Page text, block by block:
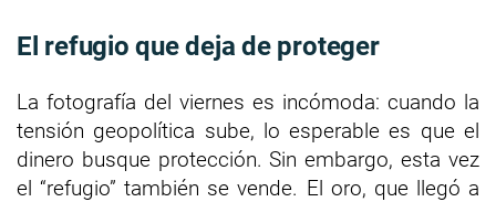
El refugio que deja de proteger
La fotografía del viernes es incómoda: cuando la
tensión geopolítica sube, lo esperable es que el
dinero busque protección. Sin embargo, esta vez
el “refugio” también se vende. El oro, que llegó a